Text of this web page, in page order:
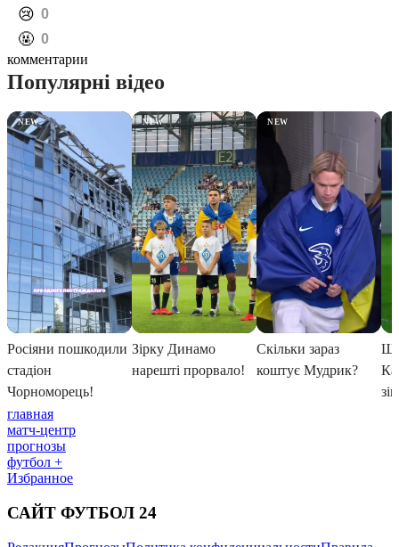
️😢 0
️🤬 0
комментарии
главная
матч-центр
прогнозы
футбол +
Избранное
САЙТ ФУТБОЛ 24